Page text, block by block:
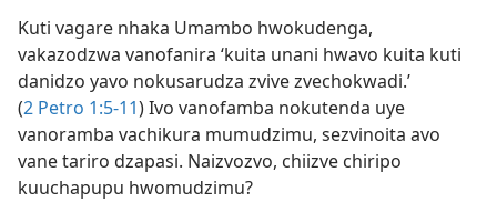
Kuti vagare nhaka Umambo hwokudenga,
vakazodzwa vanofanira ‘kuita unani hwavo kuita kuti
danidzo yavo nokusarudza zvive zvechokwadi.’
(2 Petro 1:5-11) Ivo vanofamba nokutenda uye
vanoramba vachikura mumudzimu, sezvinoita avo
vane tariro dzapasi. Naizvozvo, chiizve chiripo
kuuchapupu hwomudzimu?